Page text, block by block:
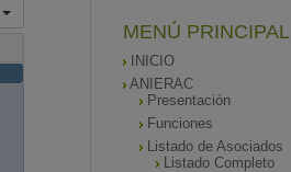
MENÚ PRINCIPAL
INICIO
ANIERAC
Presentación
Funciones
Listado de Asociados
Listado Completo